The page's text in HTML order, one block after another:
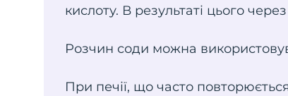
кислоту. В результаті цього
Розчин соди можна
При печії, що часто